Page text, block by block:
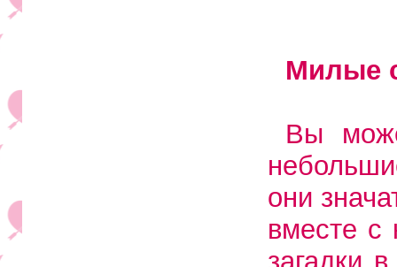
Милые
Вы
они
вместе с